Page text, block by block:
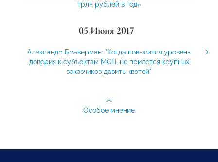
трлн рублей в год»
05 Июня 2017
Александр Браверман: "Когда повысится уровень
доверия к субъектам МСП, не придется крупных
заказчиков давить квотой"
Особое мнение